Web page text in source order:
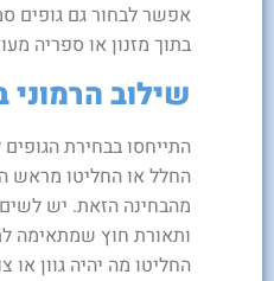
אפשר לבחור גם גופים
בתוך מזנון או ספריה
שילוב הרמוני
התייחסו בבחירת
החלל או החליטו מראש
מהבחינה הזאת. יש
ותאורת חוץ שמתאימה
החליטו מה יהיה גוון